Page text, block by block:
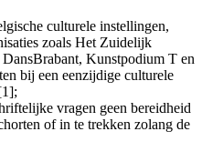
culturele instellingen,
zoals Het Zuidelijk
Kunstpodium T en
bij een eenzijdige culturele
vragen geen bereidheid
of in te trekken zolang de